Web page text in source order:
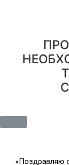
«Поздравляю